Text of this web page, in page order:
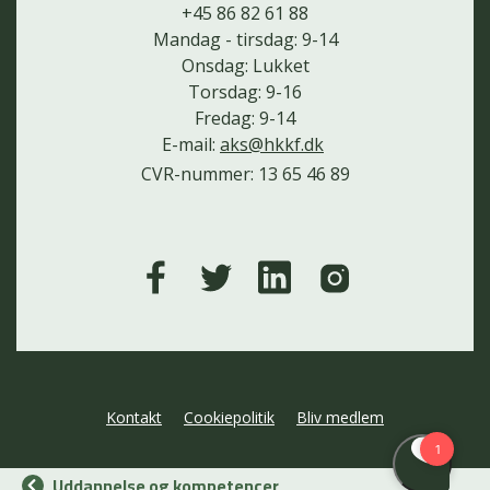
+45 86 82 61 88
Mandag - tirsdag: 9-14
Onsdag: Lukket
Torsdag: 9-16
Fredag: 9-14
E-mail: aks@hkkf.dk
CVR-nummer: 13 65 46 89
Kontakt Cookiepolitik Bliv medlem